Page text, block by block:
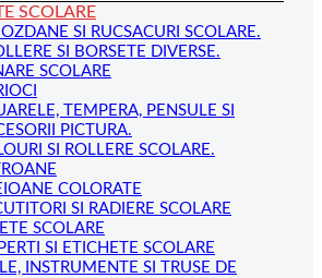
SCOLARE
SI RUCSACURI SCOLARE.
SI BORSETE DIVERSE.
SCOLARE
TEMPERA, PENSULE SI
PICTURA.
SI ROLLERE SCOLARE.
COLORATE
SI RADIERE SCOLARE
SCOLARE
SI ETICHETE SCOLARE
INSTRUMENTE SI TRUSE DE